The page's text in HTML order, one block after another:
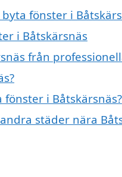
fönster i
i Båtskärsnäs
från
i Båtskärsnäs?
städer nära